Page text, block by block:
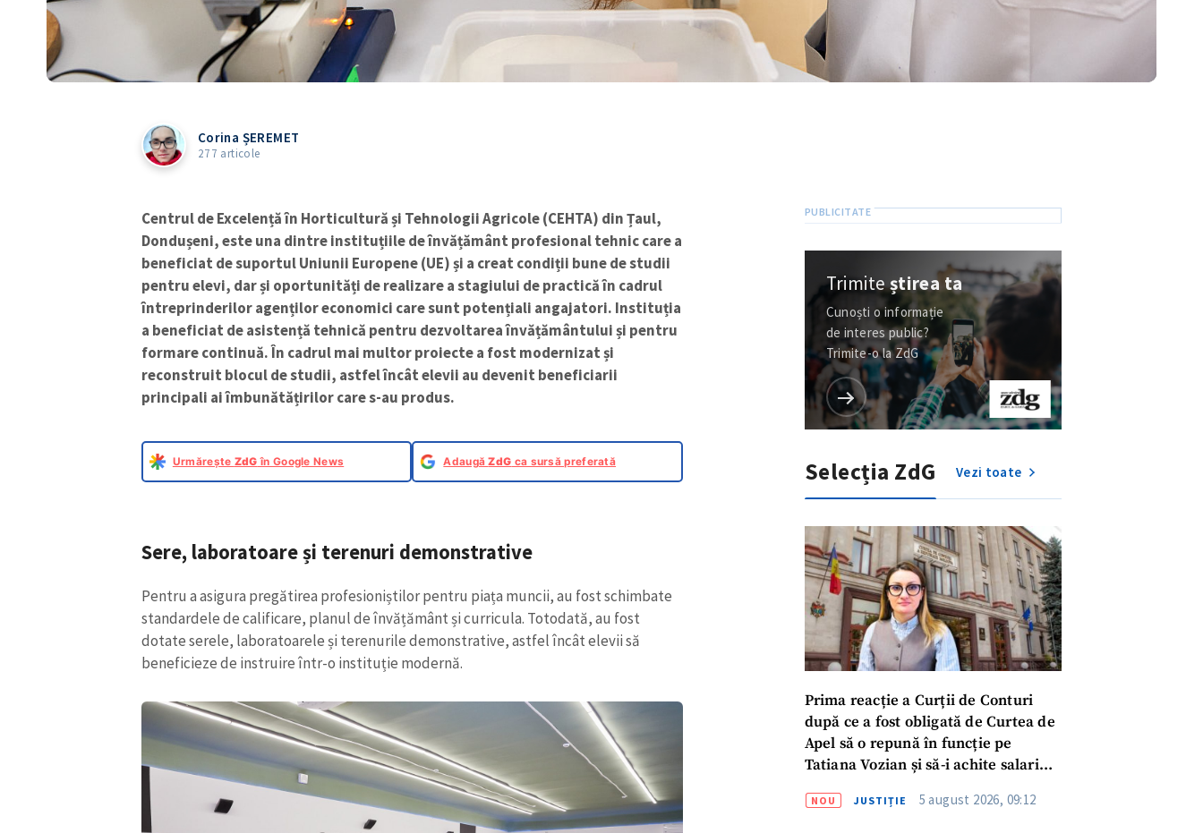
Corina ȘEREMET
277 articole
Centrul de Excelență în Horticultură și Tehnologii Agricole (CEHTA) din Țaul,
Dondușeni, este una dintre instituțiile de învățământ profesional tehnic care a
beneficiat de suportul Uniunii Europene (UE) și a creat condiții bune de studii
pentru elevi, dar și oportunități de realizare a stagiului de practică în cadrul
întreprinderilor agenților economici care sunt potențiali angajatori. Instituția
a beneficiat de asistență tehnică pentru dezvoltarea învățământului și pentru
formare continuă. În cadrul mai multor proiecte a fost modernizat și
reconstruit blocul de studii, astfel încât elevii au devenit beneficiarii
principali ai îmbunătățirilor care s-au produs.
Urmărește ZdG în Google News AdaugăZdG ca sursă preferată
Sere, laboratoare și terenuri demonstrative
Pentru a asigura pregătirea profesioniștilor pentru piața muncii, au fost schimbate
standardele de calificare, planul de învățământ și curricula. Totodată, au fost
dotate serele, laboratoarele și terenurile demonstrative, astfel încât elevii să
beneficieze de instruire într-o instituție modernă.
Trimiteștirea ta
Cunoști o informație
de interes public?
Trimite-o la ZdG
Selecția ZdG Vezi toate
Prima reacție a Curții de Conturi
după ce a fost obligată de Curtea de
Apel să o repună în funcție pe
Tatiana Vozian și să-i achite salariul
muncă”
NOU JUSTIȚIE 5 august 2026, 09:12